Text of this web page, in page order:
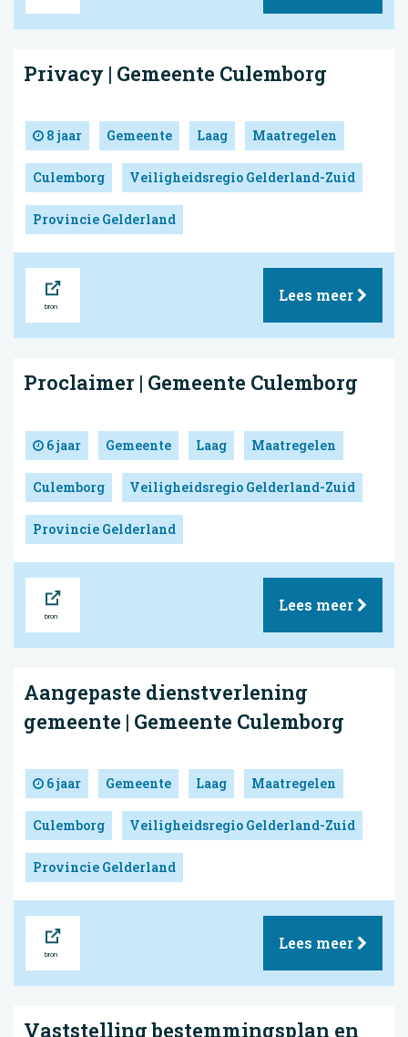
Privacy | Gemeente Culemborg
8 jaar Gemeente Laag Maatregelen
Culemborg Veiligheidsregio Gelderland-Zuid
Provincie Gelderland
Lees meer
Proclaimer | Gemeente Culemborg
6 jaar Gemeente Laag Maatregelen
Culemborg Veiligheidsregio Gelderland-Zuid
Provincie Gelderland
Lees meer
Aangepaste dienstverlening
gemeente | Gemeente Culemborg
6 jaar Gemeente Laag Maatregelen
Culemborg Veiligheidsregio Gelderland-Zuid
Provincie Gelderland
Lees meer
Vaststelling bestemmingsplan en